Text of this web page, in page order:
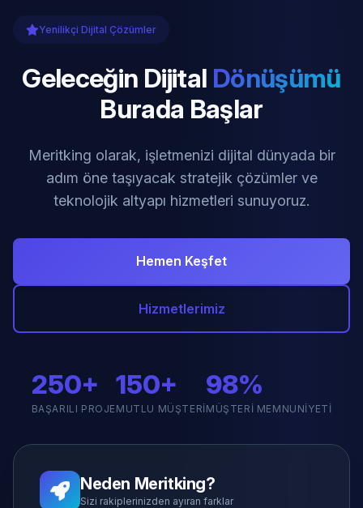
Yenilikçi Dijital Çözümler
Geleceğin Dijital Dönüşümü
Burada Başlar
Meritking olarak, işletmenizi dijital dünyada bir
adım öne taşıyacak stratejik çözümler ve
teknolojik altyapı hizmetleri sunuyoruz.
Hemen Keşfet
Hizmetlerimiz
250+
BAŞARILI PROJE
150+
MUTLU MÜŞTERI
98%
MÜŞTERI MEMNUNIYETI
Neden Meritking?
Sizi rakiplerinizden ayıran farklar